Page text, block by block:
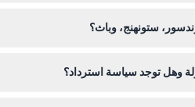
ستونهنج، وباث؟
وهل توجد سياسة استرداد؟